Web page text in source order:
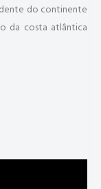
do continente
da costa atlântica